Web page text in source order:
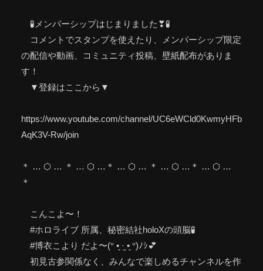
🧪メンバーシップはじまりました❣🧪
コメントでスタンプを使えたり、メンバーシップ限定
の配信や動画、コミュニティ投稿、壁紙配布がありま
す！
▼登録はここから▼
https://www.youtube.com/channel/UC6eWCld0KwmyHFb
AqK3V-Rw/join
＊ … ⬡ … ＊ … ⬡ …＊ … ⬡ … ＊ … ⬡ …＊ … ⬡ …
＊
こんこよ〜！
#ホロライブ 所属、秘密結社holoXの頭脳🧪
#博衣こより だよ〜(ᐡ •͈ ·̫ •͈ ᐡ)ﾉｼ💕
初見古参関係なく、みんなで楽しめるチャンネルを作